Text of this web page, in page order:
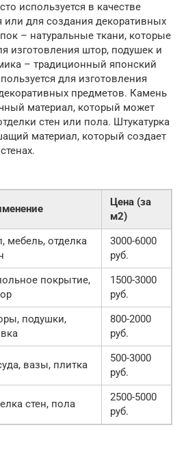
используется в качестве
или для создания декоративных
– натуральные ткани, которые
изготовления штор, подушек и
– традиционный японский
для изготовления
предметов. Камень
материал, который может
стен или пола. Штукатурка
материал, который создает
Цена (за
м2)
мебель, отделка
3000-6000
руб.
покрытие,
1500-3000
руб.
подушки,
800-2000
руб.
вазы, плитка
500-3000
руб.
стен, пола
2500-5000
руб.